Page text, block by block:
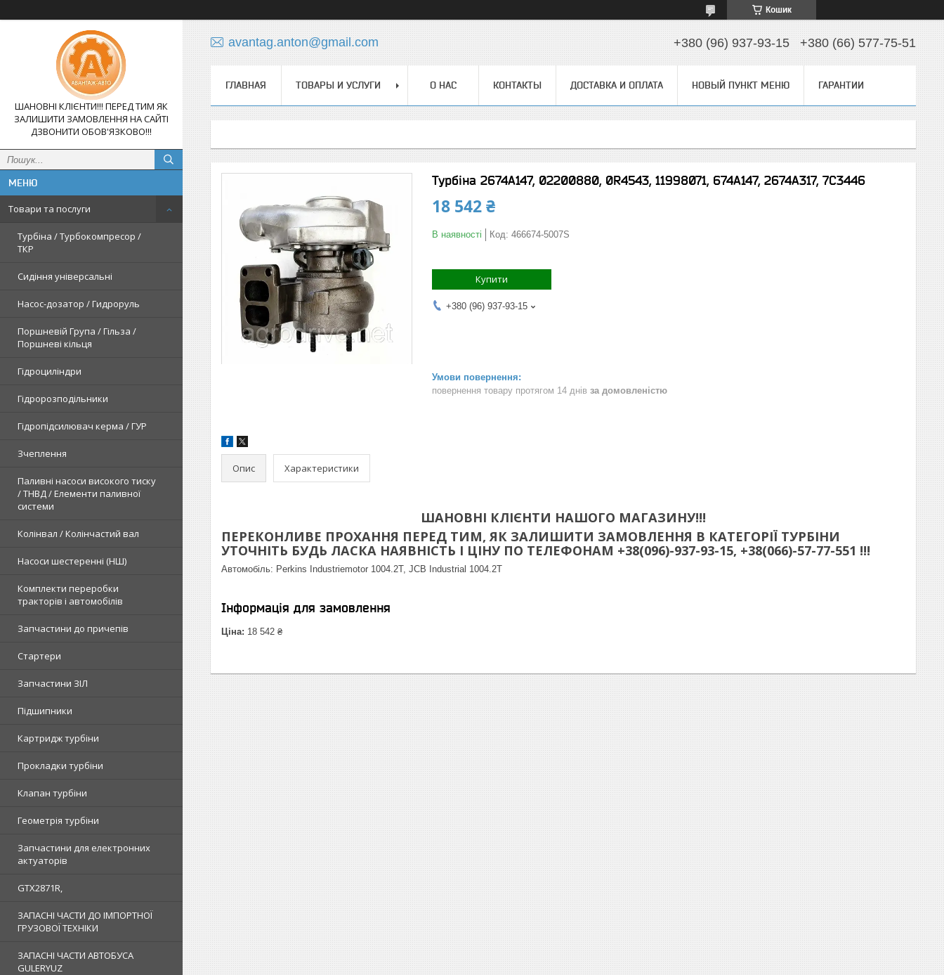
Кошик
ШАНОВНІ КЛІЄНТИ!!! ПЕРЕД ТИМ ЯК
ЗАЛИШИТИ ЗАМОВЛЕННЯ НА САЙТІ
ДЗВОНИТИ ОБОВ'ЯЗКОВО!!!
Товари та послуги
Турбіна / Турбокомпресор /
ТКР
Сидіння універсальні
Насос-дозатор / Гидроруль
Поршневій Група / Гільза /
Поршневі кільця
Гідроциліндри
Гідророзподільники
Гідропідсилювач керма / ГУР
Зчеплення
Паливні насоси високого тиску
/ ТНВД / Елементи паливної
системи
Колінвал / Колінчастий вал
Насоси шестеренні (НШ)
Комплекти переробки
тракторів і автомобілів
Запчастини до причепів
Стартери
Запчастини ЗІЛ
Підшипники
Картридж турбіни
Прокладки турбіни
Клапан турбіни
Геометрія турбіни
Запчастини для електронних
актуаторів
GTX2871R,
ЗАПАСНІ ЧАСТИ ДО ІМПОРТНОЇ
ГРУЗОВОЇ ТЕХНІКИ
ЗАПАСНІ ЧАСТИ АВТОБУСА
GULERYUZ
avantag.anton@gmail.com +380 (96) 937-93-15 +380 (66) 577-75-51
ГЛАВНАЯ ТОВАРЫ И УСЛУГИ О НАС КОНТАКТЫ ДОСТАВКА И ОПЛАТА НОВЫЙ ПУНКТ МЕНЮ ГАРАНТИИ
Турбіна 2674A147, 02200880, 0R4543, 11998071, 674A147, 2674A317, 7C3446
18 542 ₴
В наявності Код: 466674-5007S
Купити
+380 (96) 937-93-15
повернення товару протягом 14 днів за домовленістю
Опис Характеристики
ШАНОВНІ КЛІЄНТИ НАШОГО МАГАЗИНУ!!!
ПЕРЕКОНЛИВЕ ПРОХАННЯ ПЕРЕД ТИМ, ЯК ЗАЛИШИТИ ЗАМОВЛЕННЯ В КАТЕГОРІЇ ТУРБІНИ
УТОЧНІТЬ БУДЬ ЛАСКА НАЯВНІСТЬ І ЦІНУ ПО ТЕЛЕФОНАМ +38(096)-937-93-15, +38(066)-57-77-551 !!!
Автомобіль: Perkins Industriemotor 1004.2T, JCB Industrial 1004.2T
Інформація для замовлення
Ціна: 18 542 ₴